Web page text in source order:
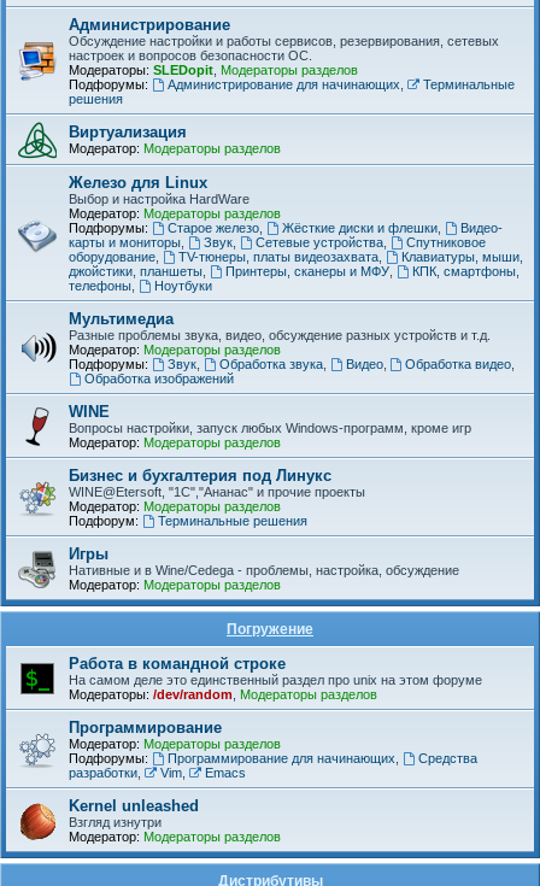
Администрирование
Обсуждение настройки и работы сервисов, резервирования, сетевых
настроек и вопросов безопасности ОС.
Модераторы: SLEDopit Модераторы разделов
Подфорумы:
Администрирование для начинающих
Терминальные
решения
Виртуализация
Модератор: Модераторы разделов
Железо для Linux
Выбор и настройка HardWare
Модератор: Модераторы разделов
Подфорумы:
Старое железо, Жёсткие диски и флешки,
Видео-
карты и мониторы
Звук, Сетевые устройства,
Спутниковое
оборудование
TV-тюнеры, платы видеозахвата,
Клавиатуры, мыши,
джойстики, планшеты
Принтеры, сканеры и МФУ,
КПК, смартфоны,
телефоны
Ноутбуки
Мультимедиа
Разные проблемы звука, видео, обсуждение разных устройств и т.д.
Модератор: Модераторы разделов
Подфорумы:
Звук, Обработка звука, Видео, Обработка видео
Обработка изображений
WINE
Вопросы настройки, запуск любых Windows-программ, кроме игр
Модератор: Модераторы разделов
Бизнес и бухгалтерия под Линукс
WINE@Etersoft, "1С","Ананас" и прочие проекты
Модератор: Модераторы разделов
Подфорум:
Терминальные решения
Игры
Нативные и в Wine/Cedega - проблемы, настройка, обсуждение
Модератор: Модераторы разделов
Погружение
Работа в командной строке
На самом деле это единственный раздел про unix на этом форуме
Модераторы: /dev/random Модераторы разделов
Программирование
Модератор: Модераторы разделов
Подфорумы:
Программирование для начинающих
Средства
разработки
Vim, Emacs
Kernel unleashed
Взгляд изнутри
Модератор: Модераторы разделов
Дистрибутивы